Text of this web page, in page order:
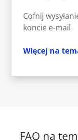
Cofnij
koncie e-mail
Więcej na
FAQ na